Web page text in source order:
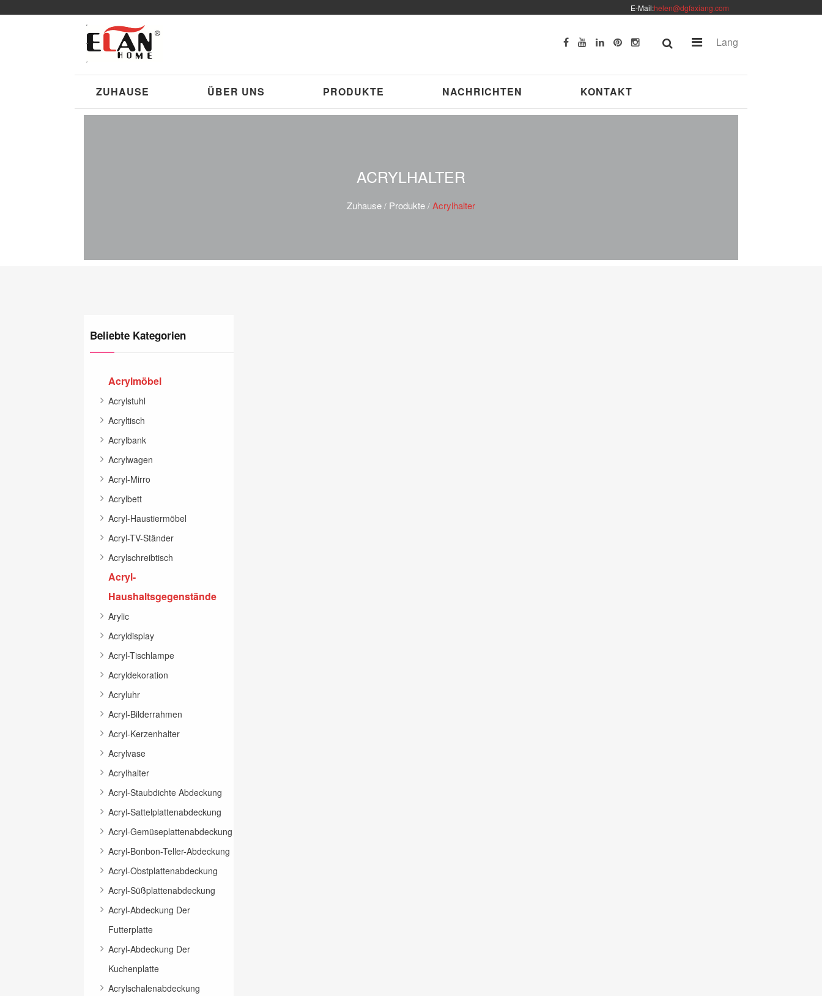
E-Mail:helen@dgfaxiang.com
Lang
ZUHAUSE ÜBER UNS PRODUKTE NACHRICHTEN KONTAKT
ACRYLHALTER
Zuhause / Produkte / Acrylhalter
Beliebte Kategorien
Acrylmöbel
Acrylstuhl
Acryltisch
Acrylbank
Acrylwagen
Acryl-Mirro
Acrylbett
Acryl-Haustiermöbel
Acryl-TV-Ständer
Acrylschreibtisch
Acryl-
Haushaltsgegenstände
Arylic
Acryldisplay
Acryl-Tischlampe
Acryldekoration
Acryluhr
Acryl-Bilderrahmen
Acryl-Kerzenhalter
Acrylvase
Acrylhalter
Acryl-Staubdichte Abdeckung
Acryl-Sattelplattenabdeckung
Acryl-Gemüseplattenabdeckung
Acryl-Bonbon-Teller-Abdeckung
Acryl-Obstplattenabdeckung
Acryl-Süßplattenabdeckung
Acryl-Abdeckung Der
Futterplatte
Acryl-Abdeckung Der
Kuchenplatte
Acrylschalenabdeckung